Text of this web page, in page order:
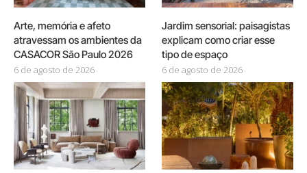
Arte, memória e afeto
atravessam os ambientes da
CASACOR São Paulo 2026
6 de agosto de 2026
Jardim sensorial: paisagistas
explicam como criar esse
tipo de espaço
6 de agosto de 2026